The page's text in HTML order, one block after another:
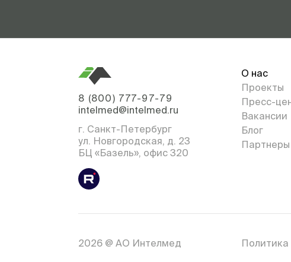
8 (800) 777-97-79
intelmed@intelmed.ru
г. Санкт-Петербург
ул. Новгородская, д. 23
БЦ «Базель», офис 320
О нас
Проекты
Пресс-
Вакансии
Блог
Партнеры
2026 @ АО Интелмед